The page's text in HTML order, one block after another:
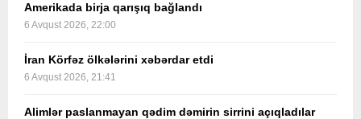
Amerikada birja qarışıq bağlandı
6 Avqust 2026, 22:00
İran Körfəz ölkələrini xəbərdar etdi
6 Avqust 2026, 21:41
Alimlər paslanmayan qədim dəmirin sirrini açıqladılar